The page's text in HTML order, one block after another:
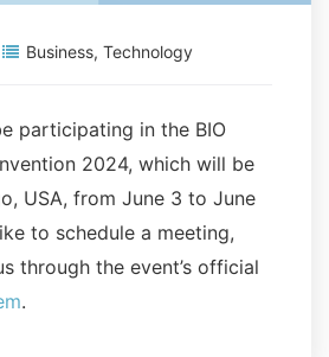
Business, Technology
participating in the BIO
2024, which will be
USA, from June 3 to June
to schedule a meeting,
through the event’s official
.